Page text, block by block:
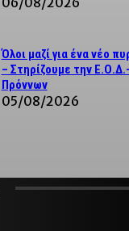
Όλοι μαζί για ένα νέο
– Στηρίζουμε την
Πρόννων
05/08/2026